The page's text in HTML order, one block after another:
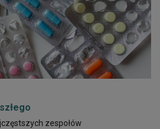
zespołów